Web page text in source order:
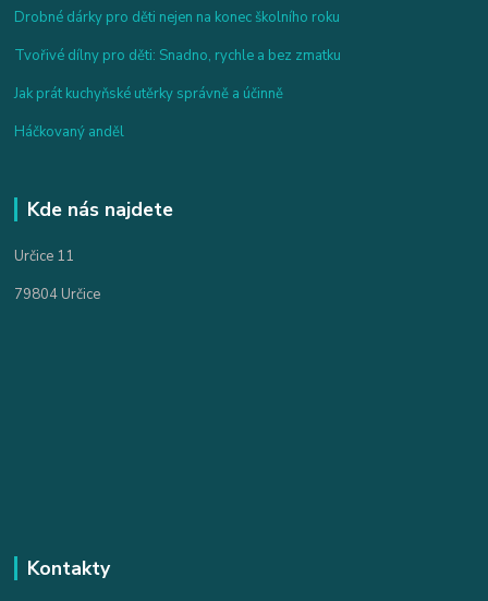
Drobné dárky pro děti nejen na konec školního roku
Tvořivé dílny pro děti: Snadno, rychle a bez zmatku
Jak prát kuchyňské utěrky správně a účinně
Háčkovaný anděl
Kde nás najdete
Určice 11
79804 Určice
Kontakty